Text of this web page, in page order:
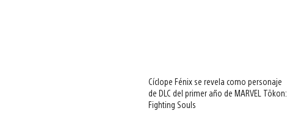
Cíclope Fénix se revela como personaje
de DLC del primer año de MARVEL Tōkon:
Fighting Souls